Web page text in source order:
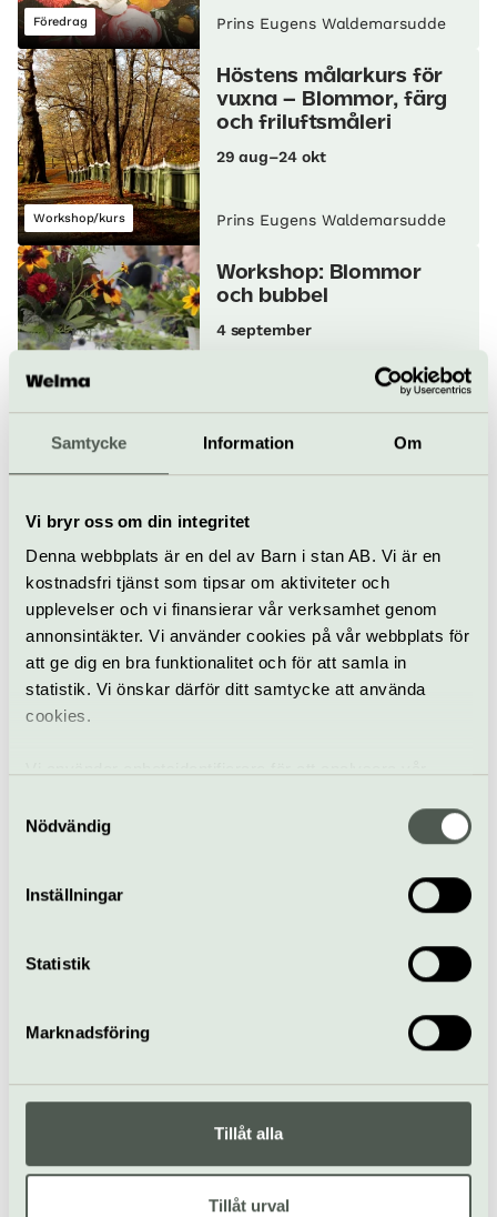
Samtycke Information Om
Vi bryr oss om din integritet
Denna webbplats är en del av Barn i stan AB. Vi är en
kostnadsfri tjänst som tipsar om aktiviteter och
upplevelser och vi finansierar vår verksamhet genom
annonsintäkter. Vi använder cookies på vår webbplats för
att ge dig en bra funktionalitet och för att samla in
statistik. Vi önskar därför ditt samtycke att använda
cookies.
samt tillhandahålla funktioner för sociala medier. Vi
vidarebefordrar även sådana identifierare och annan
information från din enhet till de sociala medier och
annons- och analysföretag som vi samarbetar med.
information som du har tillhandahållit eller som de har
Nödvändig
Inställningar
Statistik
Marknadsföring
Tillåt alla
Tillåt urval
Föredrag Prins Eugens Waldemarsudde
Workshop/kurs
Höstens målarkurs för
vuxna – Blommor, färg
och friluftsmåleri
29 aug–24 okt
Prins Eugens Waldemarsudde
Workshop: Blommor
och bubbel
4 september
Prins Eugens Waldemarsudde
8 september
Prins Eugens Waldemarsudde
Specialvisning:
Sensommarblom i
parken
Prins Eugens Waldemarsudde
Workshop/kurs Prins Eugens Waldemarsudde